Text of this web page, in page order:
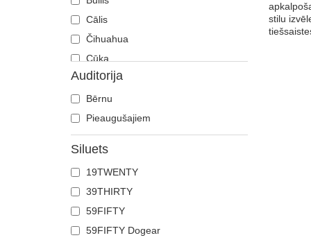
Cālis
Čihuahua
Cūka
Čūska
Degunradzis
Delfīns
Dobermans
Ērglis
Fēnikss
Flamingo
Franču buldogs
Gailis
Auditorija
Bērnu
Pieaugušajiem
Siluets
19TWENTY
39THIRTY
59FIFTY
59FIFTY Dogear
stilu